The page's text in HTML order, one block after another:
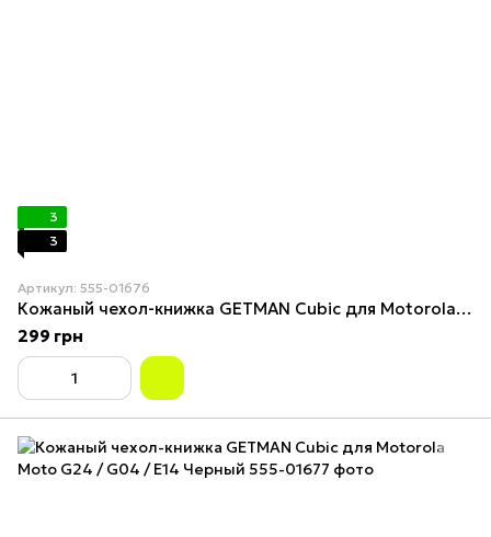
3
3
Артикул: 555-01676
Кожаный чехол-книжка GETMAN Cubic для Motorola Moto G24 / G04 / E14 Синий
299 грн